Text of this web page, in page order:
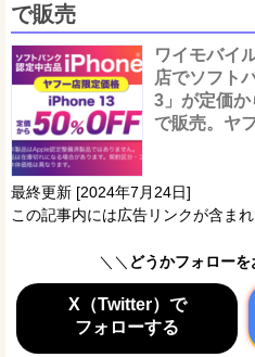
で販売
ワイモバイ
店でソフト
3」が定価か
で販売。ヤ
最終更新 [2024年7月24日]
この記事内には広告リンクが含まれ
＼＼ どうかフォロー
X（Twitter）で
フォローする